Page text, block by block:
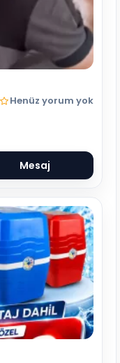
Henüz yorum yok
Mesaj